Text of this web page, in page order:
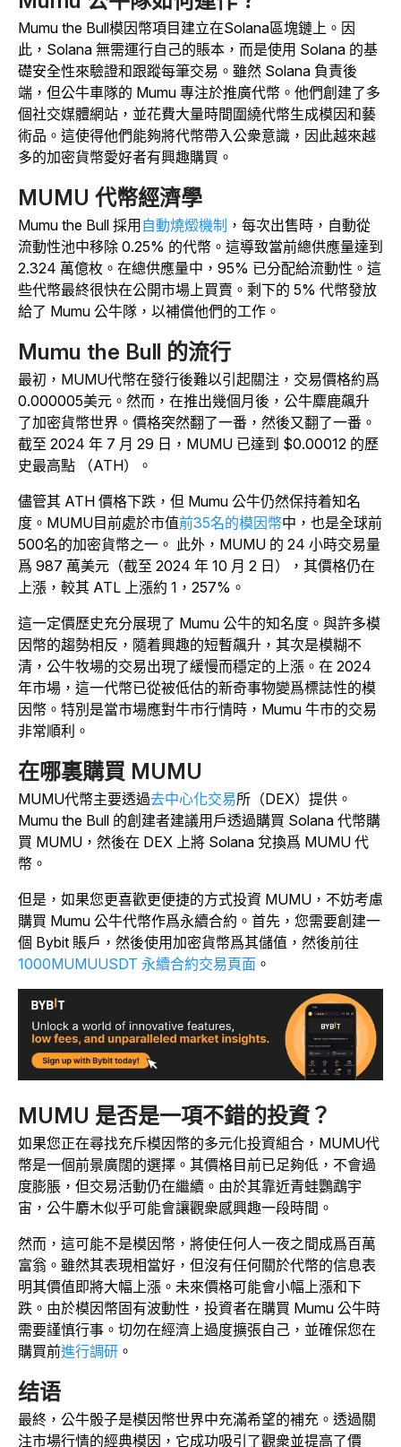
Mumu the Bull模因幣項目建立在Solana區塊鏈上。因
此，Solana 無需運行自己的賬本，而是使用 Solana 的基
礎安全性來驗證和跟蹤每筆交易。雖然 Solana 負責後
端，但公牛車隊的 Mumu 專注於推廣代幣。他們創建了多
個社交媒體網站，並花費大量時間圍繞代幣生成模因和藝
術品。這使得他們能夠將代幣帶入公衆意識，因此越來越
多的加密貨幣愛好者有興趣購買。
MUMU 代幣經濟學
Mumu the Bull 採用 自動燒燬機制 ，每次出售時，自動從
流動性池中移除 0.25% 的代幣。這導致當前總供應量達到
2.324 萬億枚。在總供應量中，95% 已分配給流動性。這
些代幣最終很快在公開市場上買賣。剩下的 5% 代幣發放
給了 Mumu 公牛隊，以補償他們的工作。
Mumu the Bull 的流行
最初，MUMU代幣在發行後難以引起關注，交易價格約爲
0.000005美元。然而，在推出幾個月後，公牛麋鹿飆升
了加密貨幣世界。價格突然翻了一番，然後又翻了一番。
截至 2024 年 7 月 29 日，MUMU 已達到 $0.00012 的歷
史最高點 （ATH）。
儘管其 ATH 價格下跌，但 Mumu 公牛仍然保持着知名
度。MUMU目前處於市值前35名的模因幣中，也是全球前
500名的加密貨幣之一。 此外，MUMU 的 24 小時交易量
爲 987 萬美元（截至 2024 年 10 月 2 日），其價格仍在
上漲，較其 ATL 上漲約 1，257%。
這一定價歷史充分展現了 Mumu 公牛的知名度。與許多模
因幣的趨勢相反，隨着興趣的短暫飆升，其次是模糊不
清，公牛牧場的交易出現了緩慢而穩定的上漲。在 2024
年市場，這一代幣已從被低估的新奇事物變爲標誌性的模
因幣。特別是當市場應對牛市行情時，Mumu 牛市的交易
非常順利。
在哪裏購買 MUMU
MUMU代幣主要透過去中心化交易所 （DEX）提供。
Mumu the Bull 的創建者建議用戶透過購買 Solana 代幣購
買 MUMU，然後在 DEX 上將 Solana 兌換爲 MUMU 代
幣。
但是，如果您更喜歡更便捷的方式投資 MUMU，不妨考慮
購買 Mumu 公牛代幣作爲永續合約。首先，您需要創建一
個 Bybit 賬戶，然後使用加密貨幣爲其儲值，然後前往
1000MUMUUSDT 永續合約交易頁面 。
MUMU 是否是一項不錯的投資？
如果您正在尋找充斥模因幣的多元化投資組合，MUMU代
幣是一個前景廣闊的選擇。其價格目前已足夠低，不會過
度膨脹，但交易活動仍在繼續。由於其靠近青蛙鸚鵡宇
宙，公牛麝木似乎可能會讓觀衆感興趣一段時間。
然而，這可能不是模因幣，將使任何人一夜之間成爲百萬
富翁。雖然其表現相當好，但沒有任何關於代幣的信息表
明其價值即將大幅上漲。未來價格可能會小幅上漲和下
跌。由於模因幣固有波動性，投資者在購買 Mumu 公牛時
需要謹慎行事。切勿在經濟上過度擴張自己，並確保您在
購買前進行調研 。
结语
最終，公牛骰子是模因幣世界中充滿希望的補充。透過關
注市場行情的經典模因，它成功吸引了觀衆並提高了價